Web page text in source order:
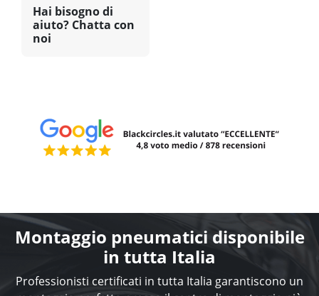
Hai bisogno di
aiuto? Chatta con
noi
Montaggio pneumatici disponibile
in tutta Italia
Professionisti certificati in tutta Italia garantiscono un